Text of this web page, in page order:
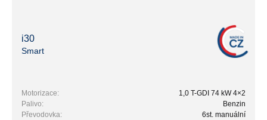
i30
Smart
Motorizace:
1,0 T-GDI 74 kW 4×2
Palivo:
Benzin
Převodovka:
6st. manuální